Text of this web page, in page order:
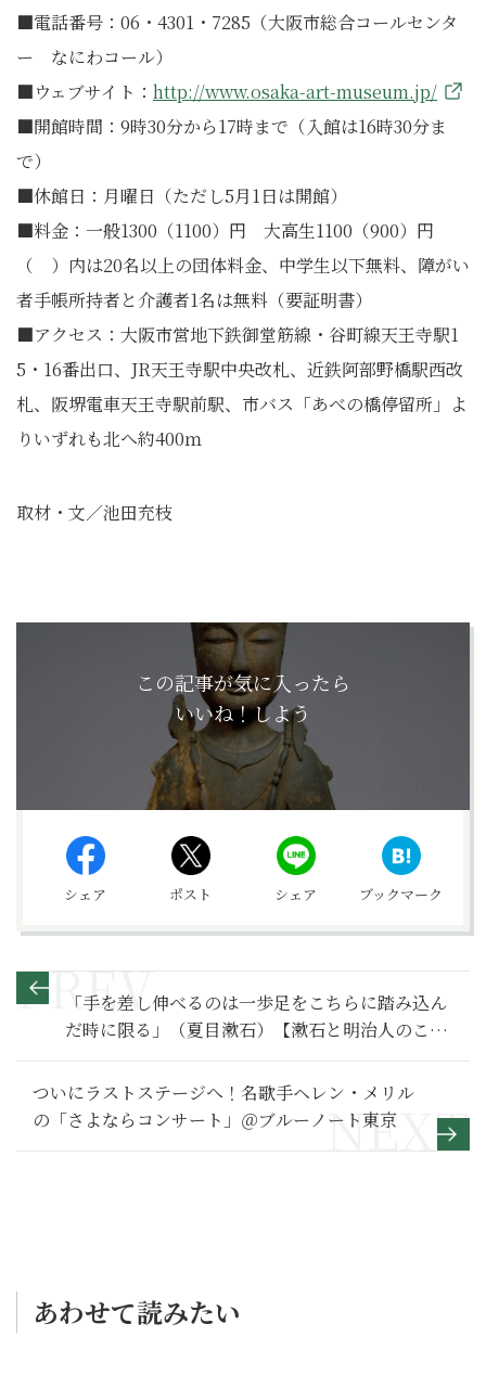
■電話番号：06・4301・7285（大阪市総合コールセンタ
ー なにわコール）
■ウェブサイト： http://www.osaka-art-museum.jp/
■開館時間：9時30分から17時まで（入館は16時30分ま
で）
■休館日：月曜日（ただし5月1日は開館）
■料金：一般1300（1100）円 大高生1100（900）円
（ ）内は20名以上の団体料金、中学生以下無料、障がい
者手帳所持者と介護者1名は無料（要証明書）
■アクセス：大阪市営地下鉄御堂筋線・谷町線天王寺駅1
5・16番出口、JR天王寺駅中央改札、近鉄阿部野橋駅西改
札、阪堺電車天王寺駅前駅、市バス「あべの橋停留所」よ
りいずれも北へ約400ｍ
取材・文／池田充枝
この記事が気に入ったら
いいね！しよう
シェア ポスト シェア ブックマーク
「手を差し伸べるのは一歩足をこちらに踏み込ん
だ時に限る」（夏目漱石）【漱石と明治人のこと
ば98】
ついにラストステージへ！名歌手ヘレン・メリル
の「さよならコンサート」＠ブルーノート東京
あわせて読みたい